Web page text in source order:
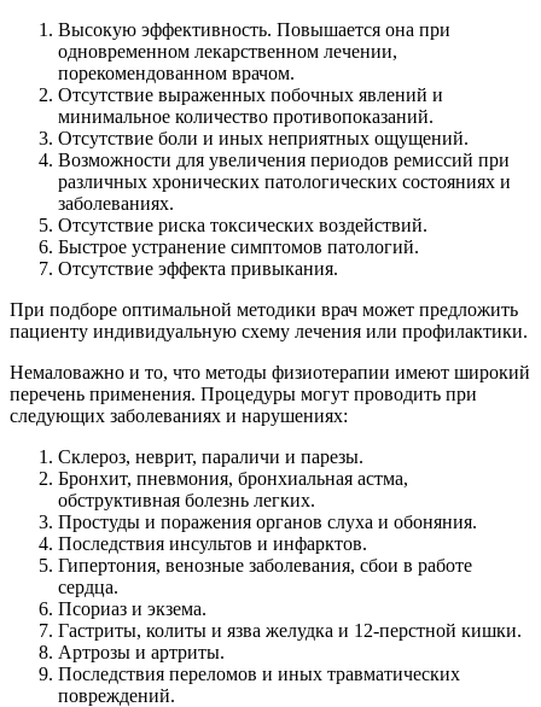
Высокую эффективность. Повышается она при
одновременном лекарственном лечении,
порекомендованном врачом.
Отсутствие выраженных побочных явлений и
минимальное количество противопоказаний.
Отсутствие боли и иных неприятных ощущений.
Возможности для увеличения периодов ремиссий при
различных хронических патологических состояниях и
заболеваниях.
Отсутствие риска токсических воздействий.
Быстрое устранение симптомов патологий.
Отсутствие эффекта привыкания.
При подборе оптимальной методики врач может предложить
пациенту индивидуальную схему лечения или профилактики.
Немаловажно и то, что методы физиотерапии имеют широкий
перечень применения. Процедуры могут проводить при
следующих заболеваниях и нарушениях:
Склероз, неврит, параличи и парезы.
Бронхит, пневмония, бронхиальная астма,
обструктивная болезнь легких.
Простуды и поражения органов слуха и обоняния.
Последствия инсультов и инфарктов.
Гипертония, венозные заболевания, сбои в работе
сердца.
Псориаз и экзема.
Гастриты, колиты и язва желудка и 12-перстной кишки.
Артрозы и артриты.
Последствия переломов и иных травматических
повреждений.